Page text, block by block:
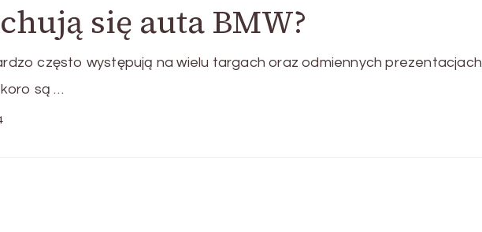
się auta BMW?
często występują na wielu targach oraz odmiennych prezentacjach
są …